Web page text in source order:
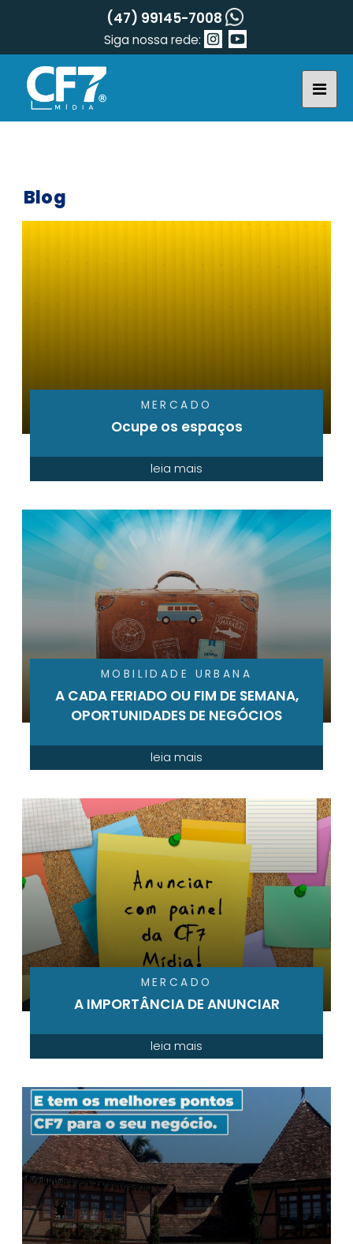
(47) 99145-7008
Siga nossa rede:
Blog
MERCADO
Ocupe os espaços
leia mais
MOBILIDADE URBANA
A CADA FERIADO OU FIM DE SEMANA,
OPORTUNIDADES DE NEGÓCIOS
leia mais
MERCADO
A IMPORTÂNCIA DE ANUNCIAR
leia mais